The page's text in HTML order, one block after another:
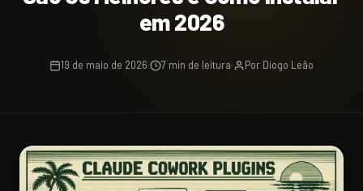
em 2026
19 de maio de 2026 7 min de leitura Por Diogo Leão